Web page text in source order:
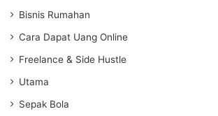
Bisnis Rumahan
Cara Dapat Uang Online
Freelance & Side Hustle
Utama
Sepak Bola